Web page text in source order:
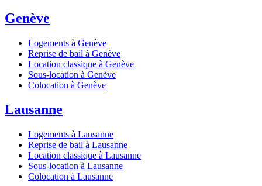
Genève
Logements à Genève
Reprise de bail à Genève
Location classique à Genève
Sous-location à Genève
Colocation à Genève
Lausanne
Logements à Lausanne
Reprise de bail à Lausanne
Location classique à Lausanne
Sous-location à Lausanne
Colocation à Lausanne